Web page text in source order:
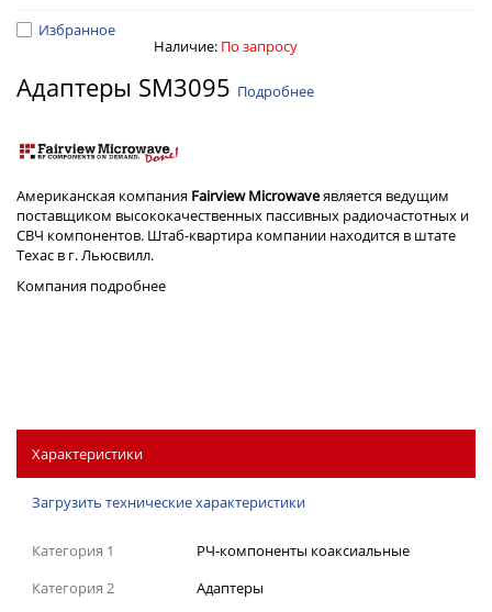
Избранное
Наличие: По запросу
Адаптеры SM3095 Подробнее
Американская компания Fairview Microwaveявляется ведущим
поставщиком высококачественных пассивных радиочастотных и
СВЧ компонентов. Штаб-квартира компании находится в штате
Техас в г. Льюсвилл.
Компания подробнее
Характеристики
Загрузить технические характеристики
Категория 1
РЧ-компоненты коаксиальные
Категория 2
Адаптеры